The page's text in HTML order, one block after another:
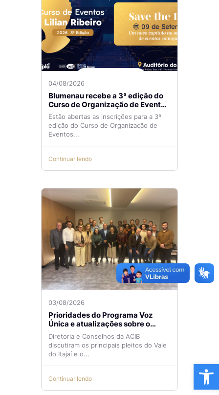
04/08/2026
Blumenau recebe a 3ª edição do
Curso de Organização de Eventos
Lilian Ribeiro
Estão abertas as inscrições para a 3ª
edição do Curso de Organização de
Eventos...
Continuar lendo
03/08/2026
Prioridades do Programa Voz
Única e atualizações sobre o
Aeroporto de Navegantes são
temas de reunião na ACIB
Diretoria e Conselhos da ACIB
discutiram os principais pleitos do Vale
do Itajaí e o...
Continuar lendo